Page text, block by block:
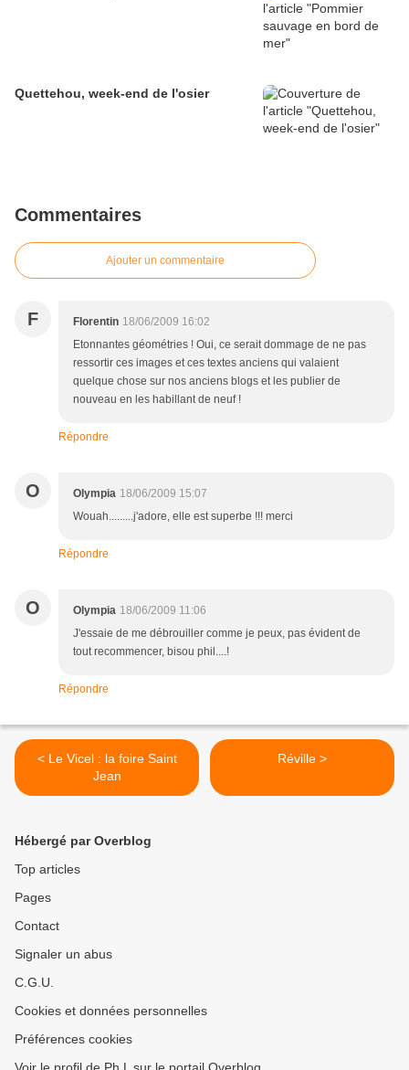
Quettehou, week-end de l'osier
Commentaires
Ajouter un commentaire
F Florentin 18/06/2009 16:02
Etonnantes géométries ! Oui, ce serait dommage de ne pas
ressortir ces images et ces textes anciens qui valaient
quelque chose sur nos anciens blogs et les publier de
nouveau en les habillant de neuf !
Répondre
O Olympia 18/06/2009 15:07
Wouah.........j'adore, elle est superbe !!! merci
Répondre
O Olympia 18/06/2009 11:06
J'essaie de me débrouiller comme je peux, pas évident de
tout recommencer, bisou phil....!
Répondre
< Le Vicel : la foire Saint
Jean
Réville >
Hébergé par Overblog
Top articles
Pages
Contact
Signaler un abus
C.G.U.
Cookies et données personnelles
Préférences cookies